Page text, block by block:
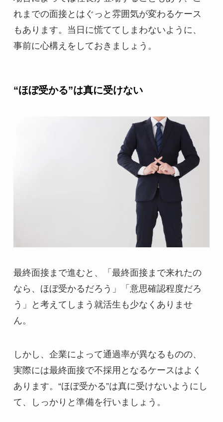
れまでの面接とはぐっと雰囲気が変わるケース
もあります。当日に慌ててしまわないように、
事前に心構えをしておきましょう。
“ほぼ受かる”は真に受けない
最終面接まで進むと、「最終面接まで来れたの
なら、ほぼ受かるだろう」「意思確認程度だろ
う」と考えてしまう就活生も少なくありませ
ん。
しかし、企業によって通過率が異なるものの、
実際には最終面接で不採用となるケースはよく
あります。“ほぼ受かる”は真に受けないようにし
て、しっかりと準備を行いましょう。